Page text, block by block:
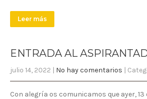
Leer más
ENTRADA AL
julio 14, 2022 | No hay comentarios |
Con alegría os comunicamos que ayer, 13